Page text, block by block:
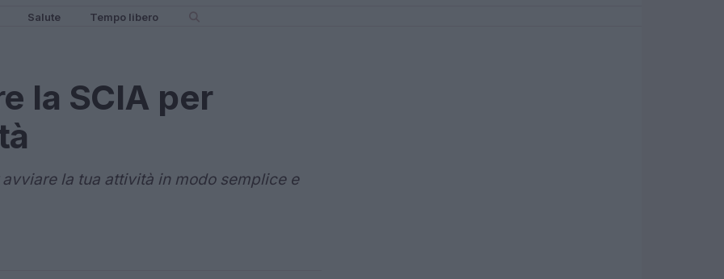
Salute Tempo libero
la SCIA per
la tua attività in modo semplice e